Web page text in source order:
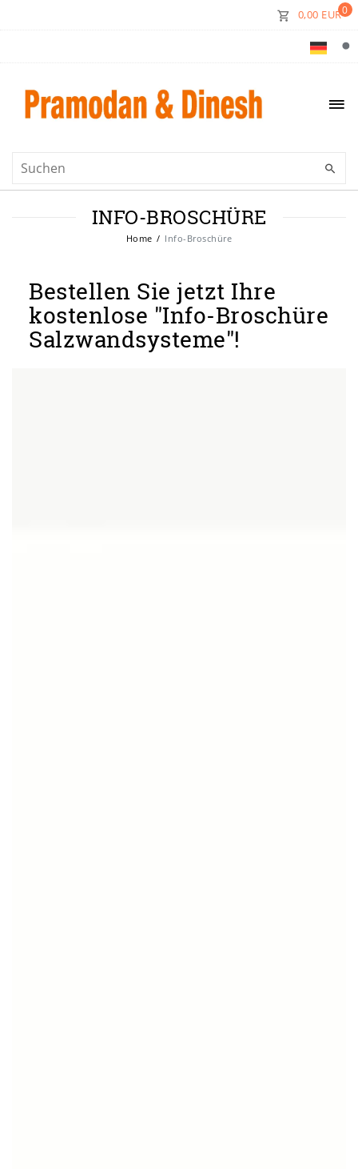
0
0,00 EUR
INFO-BROSCHÜRE
Home Info-Broschüre
Bestellen Sie jetzt Ihre
kostenlose "Info-Broschüre
Salzwandsysteme"!